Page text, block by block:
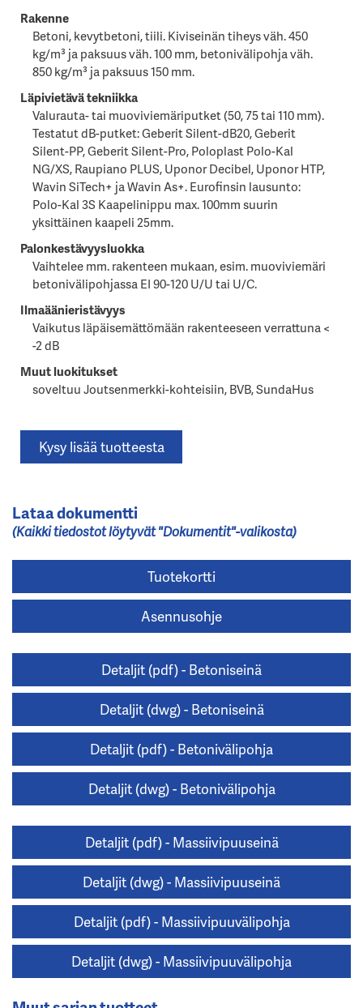
Rakenne
Betoni, kevytbetoni, tiili. Kiviseinän tiheys väh. 450
kg/m³ ja paksuus väh. 100 mm, betonivälipohja väh.
850 kg/m³ ja paksuus 150 mm.
Läpivietävä tekniikka
Valurauta- tai muoviviemäriputket (50, 75 tai 110 mm).
Testatut dB-putket: Geberit Silent-dB20, Geberit
Silent-PP, Geberit Silent-Pro, Poloplast Polo-Kal
NG/XS, Raupiano PLUS, Uponor Decibel, Uponor HTP,
Wavin SiTech+ ja Wavin As+. Eurofinsin lausunto:
Polo-Kal 3S Kaapelinippu max. 100mm suurin
yksittäinen kaapeli 25mm.
Palonkestävyysluokka
Vaihtelee mm. rakenteen mukaan, esim. muoviviemäri
betonivälipohjassa EI 90-120 U/U tai U/C.
Ilmaäänieristävyys
Vaikutus läpäisemättömään rakenteeseen verrattuna <
-2 dB
Muut luokitukset
soveltuu Joutsenmerkki-kohteisiin, BVB, SundaHus
Kysy lisää tuotteesta
Lataa dokumentti
(Kaikki tiedostot löytyvät "Dokumentit"-valikosta)
Tuotekortti
Asennusohje
Detaljit (pdf) - Betoniseinä
Detaljit (dwg) - Betoniseinä
Detaljit (pdf) - Betonivälipohja
Detaljit (dwg) - Betonivälipohja
Detaljit (pdf) - Massiivipuuseinä
Detaljit (dwg) - Massiivipuuseinä
Detaljit (pdf) - Massiivipuuvälipohja
Detaljit (dwg) - Massiivipuuvälipohja